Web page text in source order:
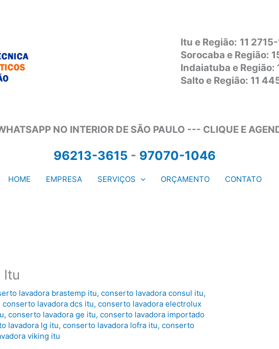
Itu e Região: 11
Sorocaba e Região:
Indaiatuba e
Salto e Região: 11
NO INTERIOR DE SÃO PAULO --- CLIQUE E
96213-3615 - 97070-1046
HOME EMPRESA SERVIÇOS ORÇAMENTO CONTATO
Itu
lavadora brastemp itu,conserto lavadora consul itu,
conserto lavadora dcs itu,conserto lavadora electrolux
,conserto lavadora ge itu,conserto lavadora importado
lavadora lg itu,conserto lavadora lofra itu,conserto
viking itu